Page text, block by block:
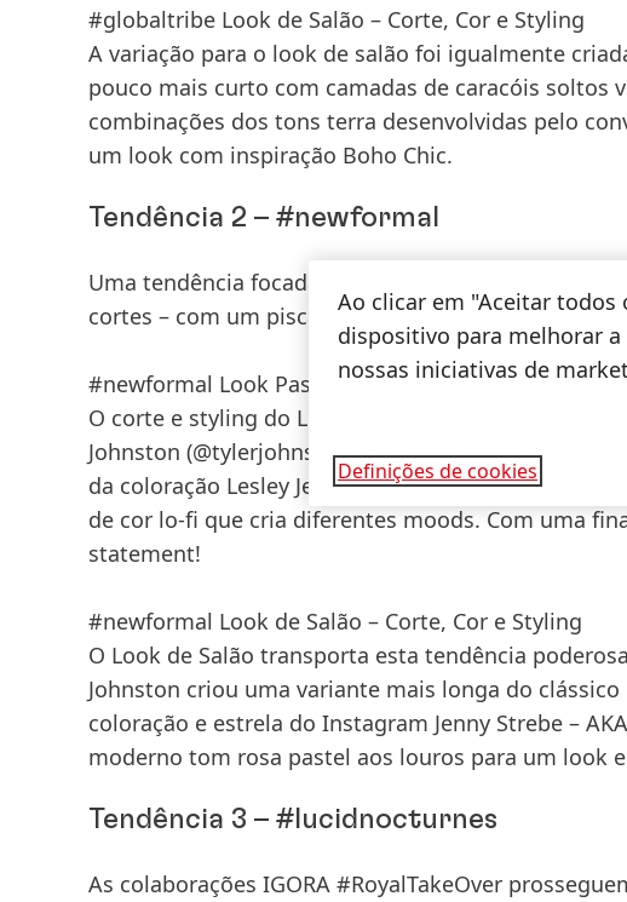
#globaltribe Look de Salão – Corte, Cor e Styling
A variação para o look de salão foi igualmente
pouco mais curto com camadas de caracóis soltos
combinações dos tons terra desenvolvidas pelo
um look com inspiração Boho Chic.
Tendência 2 – #newformal
Uma tendência focada nas silhuetas oversized, nos
cortes – com um piscar de olho a Marc Jacobs,
#newformal Look Passerelle – Corte, Cor e Styling
O corte e styling do Look New Formal para a
Johnston (@tylerjohnstonhair) – apresenta um
da coloração Lesley Jennison adiciona nuances
de cor lo-fi que cria diferentes moods. Com uma
statement!
#newformal Look de Salão – Corte, Cor e Styling
O Look de Salão transporta esta tendência
Johnston criou uma variante mais longa do
coloração e estrela do Instagram Jenny Strebe –
moderno tom rosa pastel aos louros para um look
Tendência 3 – #lucidnocturnes
As colaborações IGORA #RoyalTakeOver
Ao clicar em "Aceitar todos
dispositivo para melhorar
nossas iniciativas de
Definições de cookies